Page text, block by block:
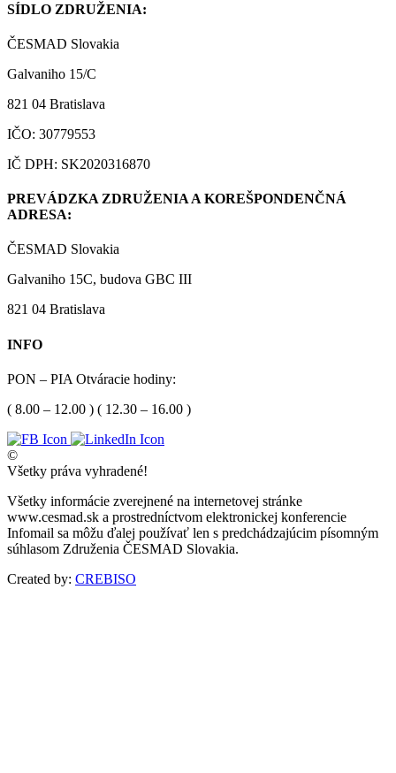
SÍDLO ZDRUŽENIA:
ČESMAD Slovakia
Galvaniho 15/C
821 04 Bratislava
IČO: 30779553
IČ DPH: SK2020316870
PREVÁDZKA ZDRUŽENIA A KOREŠPONDENČNÁ
ADRESA:
ČESMAD Slovakia
Galvaniho 15C, budova GBC III
821 04 Bratislava
INFO
PON – PIA Otváracie hodiny:
( 8.00 – 12.00 ) ( 12.30 – 16.00 )
©
Všetky práva vyhradené!
Všetky informácie zverejnené na internetovej stránke
www.cesmad.sk a prostredníctvom elektronickej konferencie
Infomail sa môžu ďalej používať len s predchádzajúcim písomným
súhlasom Združenia ČESMAD Slovakia.
Created by: CREBISO